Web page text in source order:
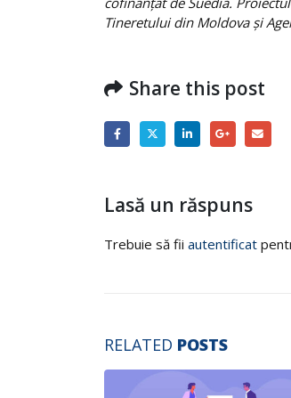
Tineretului din Moldova și
Share this post
Lasă un răspuns
Trebuie să fii autentificat
RELATED POSTS